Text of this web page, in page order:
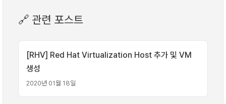
🔗 관련 포스트
[RHV] Red Hat Virtualization Host 추가 및 VM
생성
2020년 01월 18일